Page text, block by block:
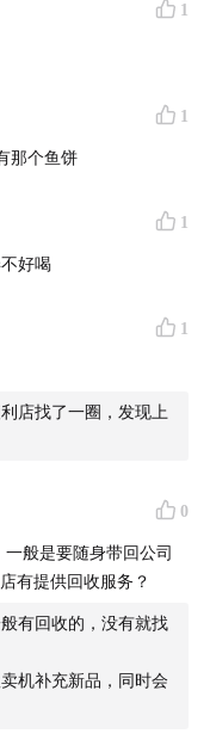
1
1
那个鱼饼
1
好喝
1
店找了一圈，发现上
0
般是要随身带回公司
有提供回收服务？
有回收的，没有就找
机补充新品，同时会